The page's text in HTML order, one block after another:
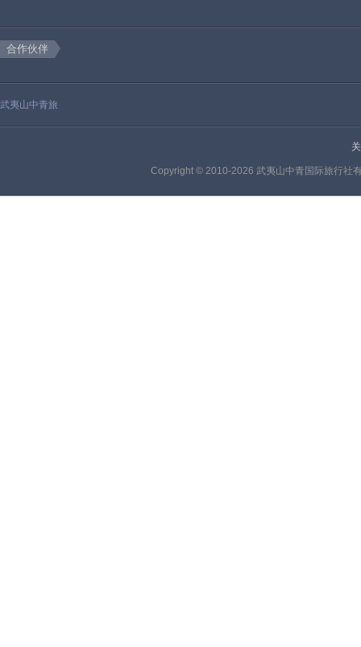
合作伙伴
武夷山中青旅
Copyright © 2010-2026 武夷山中青国际旅行社